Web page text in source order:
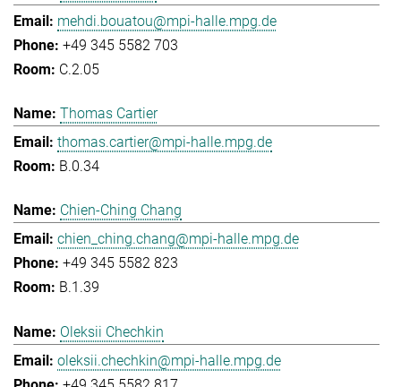
mehdi.bouatou@mpi-halle.mpg.de
+49 345 5582 703
C.2.05
Thomas Cartier
thomas.cartier@mpi-halle.mpg.de
B.0.34
Chien-Ching Chang
chien_ching.chang@mpi-halle.mpg.de
+49 345 5582 823
B.1.39
Oleksii Chechkin
oleksii.chechkin@mpi-halle.mpg.de